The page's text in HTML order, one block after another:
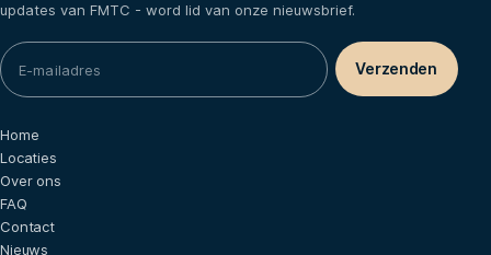
updates van FMTC - word lid van onze nieuwsbrief.
Home
Locaties
Over ons
FAQ
Contact
Nieuws